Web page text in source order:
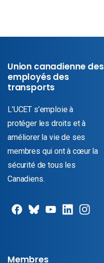
Union canadienne des
employés des
transports
L’UCET s’emploie à
protéger les droits et à
améliorer la vie de ses
membres qui ont à cœur la
sécurité de tous les
Canadiens.
Membres